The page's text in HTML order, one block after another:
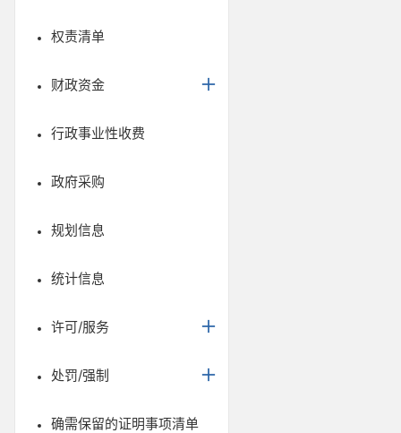
权责清单
财政资金
行政事业性收费
政府采购
规划信息
统计信息
许可/服务
处罚/强制
确需保留的证明事项清单